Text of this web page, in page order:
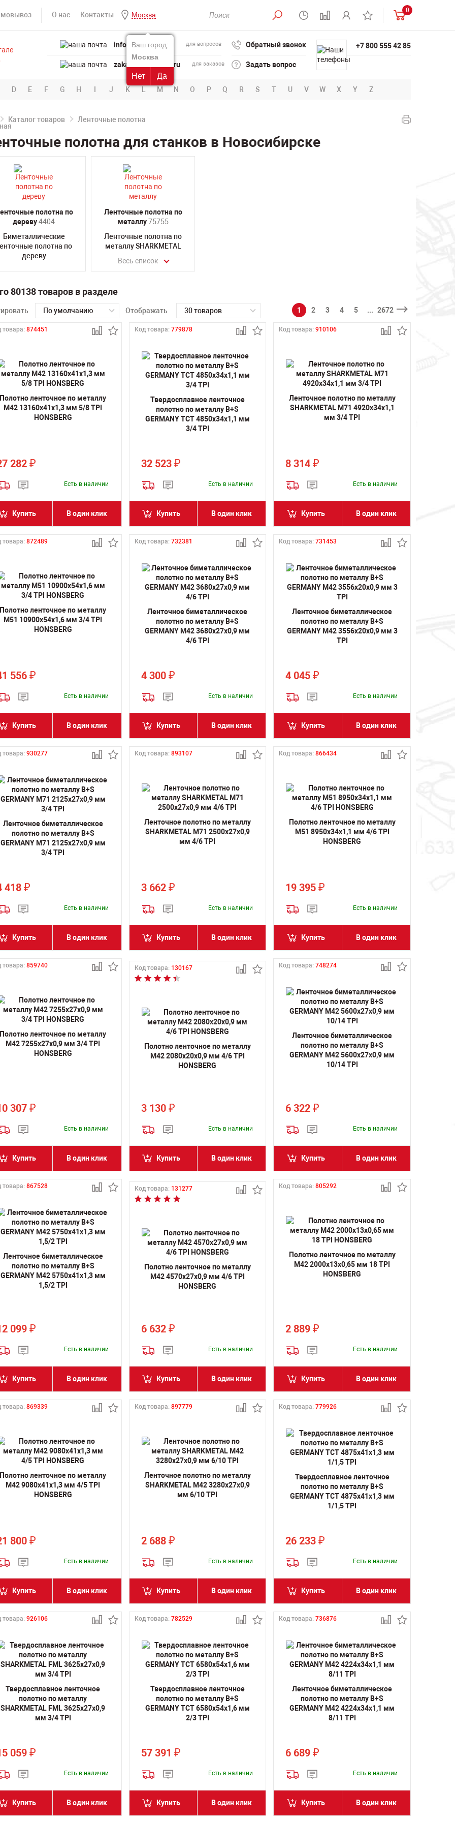
О нас Контакты Москва
Ваш город:
Москва
Нет Да
0
info@powertool.ru для вопросов
zakaz@powertool.ru для заказов
Обратный звонок
Задать вопрос
+7 800 555 42 85
D E F G H I J K L M N O P Q R S T U V W X Y Z
Каталог товаров Ленточные полотна
полотна для станков в Новосибирске
полотна по
дереву4404
Биметаллические
полотна по
дереву
Ленточные полотна по
металлу75755
Ленточные полотна по
металлу SHARKMETAL
Весь список
80138 товаров в разделе
По умолчанию Отображать 30 товаров 1 2 3 4 5 ... 2672
товара: 874451
Полотно ленточное по металлу
M42 13160х41х1,3 мм 5/8 TPI
HONSBERG
282 ₽
Есть в наличии
Купить В один клик
Код товара: 779878
Твердосплавное ленточное
полотно по металлу B+S
GERMANY TCT 4850х34х1,1 мм
3/4 TPI
32 523 ₽
Есть в наличии
Купить В один клик
Код товара:910106
Ленточное полотно по металлу
SHARKMETAL M71 4920х34х1,1
мм 3/4 TPI
8 314₽
Есть в наличии
Купить В один клик
товара: 872489
Полотно ленточное по металлу
M51 10900х54х1,6 мм 3/4 TPI
HONSBERG
556 ₽
Есть в наличии
Купить В один клик
Код товара: 732381
Ленточное биметаллическое
полотно по металлу B+S
GERMANY M42 3680х27х0,9 мм
4/6 TPI
4 300 ₽
Есть в наличии
Купить В один клик
Код товара:731453
Ленточное биметаллическое
полотно по металлу B+S
GERMANY M42 3556х20х0,9 мм 3
TPI
4 045₽
Есть в наличии
Купить В один клик
товара: 930277
Ленточное биметаллическое
полотно по металлу B+S
GERMANY M71 2125х27х0,9 мм
3/4 TPI
418 ₽
Есть в наличии
Купить В один клик
Код товара: 893107
Ленточное полотно по металлу
SHARKMETAL M71 2500х27х0,9
мм 4/6 TPI
3 662 ₽
Есть в наличии
Купить В один клик
Код товара:866434
Полотно ленточное по металлу
M51 8950х34х1,1 мм 4/6 TPI
HONSBERG
19 395₽
Есть в наличии
Купить В один клик
товара: 859740
Полотно ленточное по металлу
M42 7255х27х0,9 мм 3/4 TPI
HONSBERG
307 ₽
Есть в наличии
Купить В один клик
Код товара: 130167
Полотно ленточное по металлу
M42 2080х20х0,9 мм 4/6 TPI
HONSBERG
3 130 ₽
Есть в наличии
Купить В один клик
Код товара:748274
Ленточное биметаллическое
полотно по металлу B+S
GERMANY M42 5600х27х0,9 мм
10/14 TPI
6 322₽
Есть в наличии
Купить В один клик
товара: 867528
Ленточное биметаллическое
полотно по металлу B+S
GERMANY M42 5750х41х1,3 мм
1,5/2 TPI
099 ₽
Есть в наличии
Купить В один клик
Код товара: 131277
Полотно ленточное по металлу
M42 4570х27х0,9 мм 4/6 TPI
HONSBERG
6 632 ₽
Есть в наличии
Купить В один клик
Код товара:805292
Полотно ленточное по металлу
M42 2000х13х0,65 мм 18 TPI
HONSBERG
2 889₽
Есть в наличии
Купить В один клик
товара: 869339
Полотно ленточное по металлу
M42 9080х41х1,3 мм 4/5 TPI
HONSBERG
800 ₽
Есть в наличии
Купить В один клик
Код товара: 897779
Ленточное полотно по металлу
SHARKMETAL M42 3280х27х0,9
мм 6/10 TPI
2 688 ₽
Есть в наличии
Купить В один клик
Код товара:779926
Твердосплавное ленточное
полотно по металлу B+S
GERMANY TCT 4875х41х1,3 мм
1/1,5 TPI
26 233₽
Есть в наличии
Купить В один клик
товара: 926106
Твердосплавное ленточное
полотно по металлу
SHARKMETAL FML 3625х27х0,9
мм 3/4 TPI
059 ₽
Есть в наличии
Купить В один клик
Код товара: 782529
Твердосплавное ленточное
полотно по металлу B+S
GERMANY TCT 6580х54х1,6 мм
2/3 TPI
57 391 ₽
Есть в наличии
Купить В один клик
Код товара:736876
Ленточное биметаллическое
полотно по металлу B+S
GERMANY M42 4224х34х1,1 мм
8/11 TPI
6 689₽
Есть в наличии
Купить В один клик